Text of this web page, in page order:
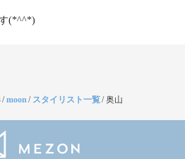
(*^^*)
/moon/ スタイリスト一覧/奥山